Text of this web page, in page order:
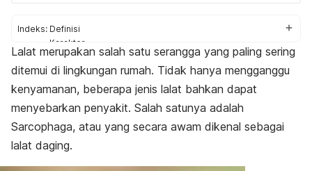
Indeks: Definisi
Karakter
Risiko kesehatan
Lalat merupakan salah satu serangga yang paling sering
ditemui di lingkungan rumah. Tidak hanya mengganggu
kenyamanan, beberapa jenis lalat bahkan dapat
menyebarkan penyakit. Salah satunya adalah
Sarcophaga, atau yang secara awam dikenal sebagai
lalat daging.